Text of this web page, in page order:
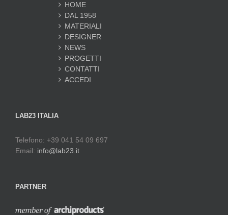
HOME
DAL 1958
MATERIALI
DESIGNER
NEWS
PROGETTI
CONTATTI
ACCEDI
LAB23 ITALIA
Telefono: +39 041 54 09 697
Email: info@lab23.it
PARTNER